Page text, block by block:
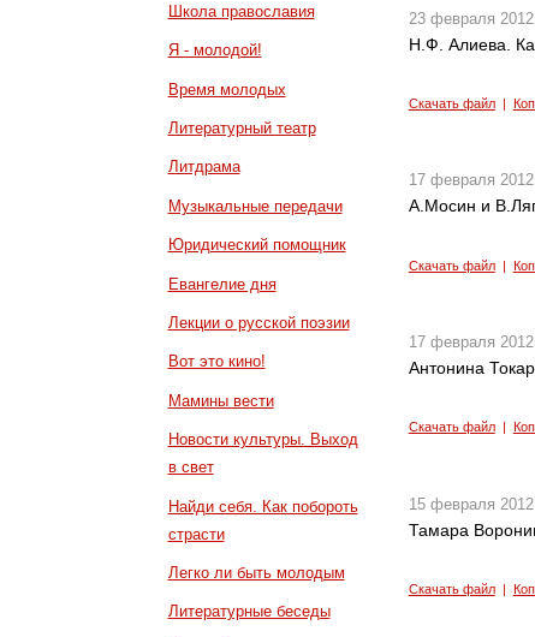
Школа православия
Я - молодой!
Время молодых
Литературный театр
Литдрама
Музыкальные передачи
Юридический помощник
Евангелие дня
Лекции о русской поэзии
Вот это кино!
Мамины вести
Новости культуры. Выход
в свет
Найди себя. Как побороть
страсти
Легко ли быть молодым
Литературные беседы
23 февраля 2012
Н.Ф. Алиева.
Скачать файл|
17 февраля 2012
А.Мосин и
Скачать файл|
17 февраля 2012
Антонина
Скачать файл|
15 февраля 2012
Тамара
Скачать файл|